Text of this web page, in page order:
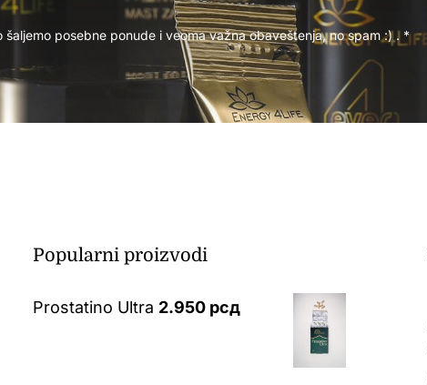
šaljemo posebne ponude i veoma važna obaveštenja, no spam :) . *
Popularni proizvodi
Prostatino Ultra 2.950 рсд